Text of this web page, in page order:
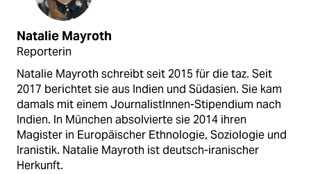
Natalie Mayroth
Reporterin
Natalie Mayroth schreibt seit 2015 für die taz. Seit
2017 berichtet sie aus Indien und Südasien. Sie kam
damals mit einem JournalistInnen-Stipendium nach
Indien. In München absolvierte sie 2014 ihren
Magister in Europäischer Ethnologie, Soziologie und
Iranistik. Natalie Mayroth ist deutsch-iranischer
Herkunft.